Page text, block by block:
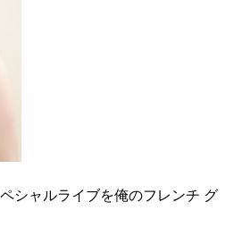
シャルライブを俺のフレンチ グ